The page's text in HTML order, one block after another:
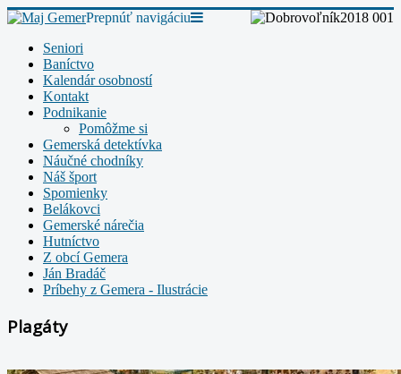
Prepnúť navigáciu
Seniori
Baníctvo
Kalendár osobností
Kontakt
Podnikanie
Pomôžme si
Gemerská detektívka
Náučné chodníky
Náš šport
Spomienky
Belákovci
Gemerské nárečia
Hutníctvo
Z obcí Gemera
Ján Bradáč
Príbehy z Gemera - Ilustrácie
Plagáty